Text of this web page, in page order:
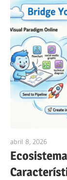
abril 8, 2026